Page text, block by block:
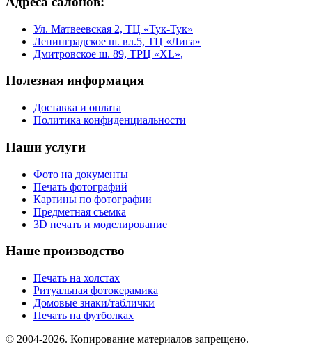
Ул. Матвеевская 2, ТЦ «Тук-Тук»
Ленинградское ш. вл.5, ТЦ «Лига»
Дмитровское ш. 89, ТРЦ «XL»,
Полезная информация
Доставка и оплата
Политика конфиденциальности
Наши услуги
Фото на документы
Печать фотографий
Картины по фотографии
Предметная съемка
3D печать и моделирование
Наше производство
Печать на холстах
Ритуальная фотокерамика
Домовые знаки/таблички
Печать на футболках
© 2004-2026. Копирование материалов запрещено.